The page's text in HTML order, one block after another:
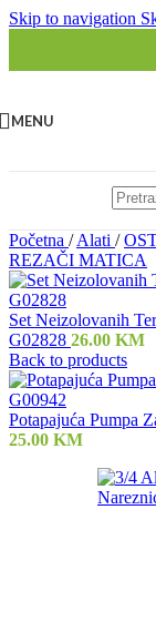
Skip to navigation
MENU
Početna / Alati /
REZAČI MATICA
Set Neizolovanih
G02828 26.00 KM
Back to products
Potapajuća Pumpa
25.00 KM